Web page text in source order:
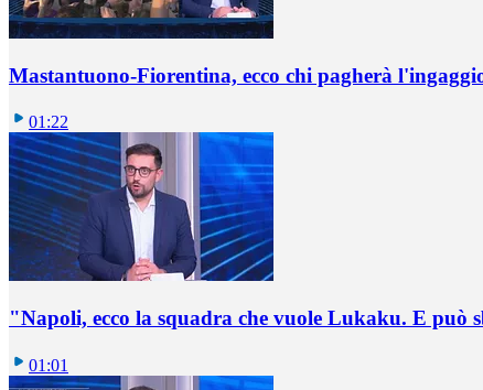
Mastantuono-Fiorentina, ecco chi pagherà
01:22
"Napoli, ecco la squadra che vuole Lukaku. E può
01:01